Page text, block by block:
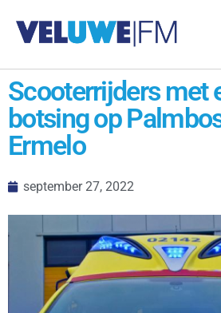
Scooterrijders met
botsing op
Ermelo
september 27, 2022